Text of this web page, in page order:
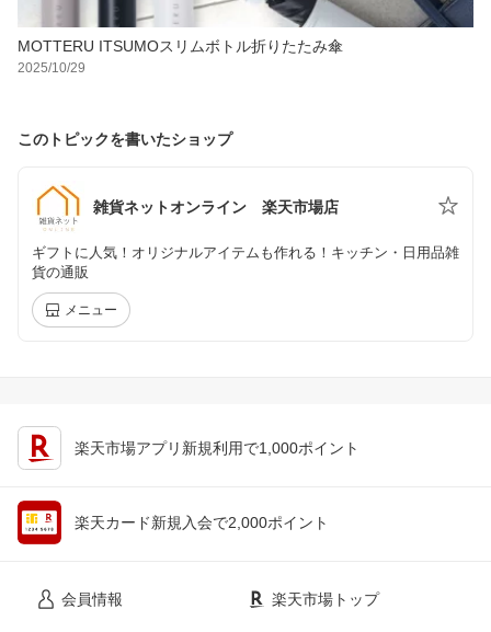
MOTTERU ITSUMOスリムボトル折りたたみ傘
2025/10/29
このトピックを書いたショップ
雑貨ネットオンライン 楽天市場店
ギフトに人気！オリジナルアイテムも作れる！キッチン・日用品雑
貨の通販
メニュー
楽天市場アプリ新規利用で1,000ポイント
楽天カード新規入会で2,000ポイント
会員情報 楽天市場トップ